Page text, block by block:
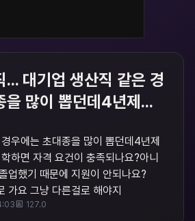
... 대기업 생산직 같은 경
을 많이 뽑던데4년제...
우에는 초대종을 많이 뽑던데4년제
하면 자격 요건이 충족되나요?아니
업했기 때문에 지원이 안되나요?
가요 그냥 다른걸로 해야지
127.0